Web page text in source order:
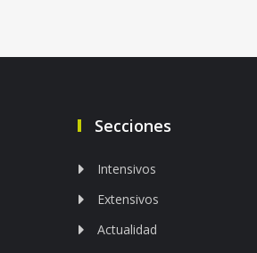
Secciones
Intensivos
Extensivos
Actualidad